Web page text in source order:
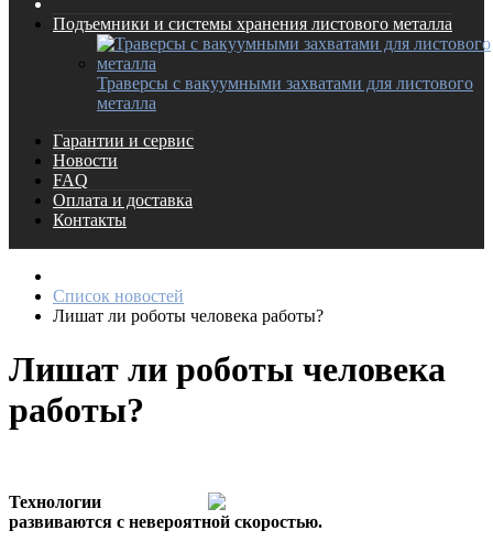
Подъемники и системы хранения листового металла
Траверсы с вакуумными захватами для листового
металла
Гарантии и сервис
Новости
FAQ
Оплата и доставка
Контакты
Список новостей
Лишат ли роботы человека работы?
Лишат ли роботы человека
работы?
Технологии
развиваются с невероятной скоростью.